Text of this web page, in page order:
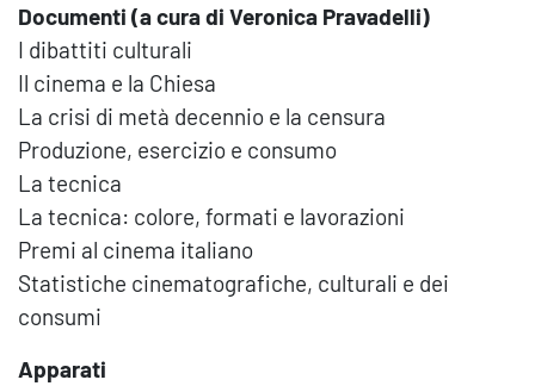
Documenti (a cura di Veronica Pravadelli)
I dibattiti culturali
Il cinema e la Chiesa
La crisi di metà decennio e la censura
Produzione, esercizio e consumo
La tecnica
La tecnica: colore, formati e lavorazioni
Premi al cinema italiano
Statistiche cinematografiche, culturali e dei
consumi
Apparati